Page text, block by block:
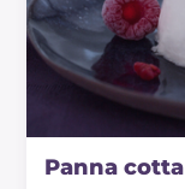
Panna cotta